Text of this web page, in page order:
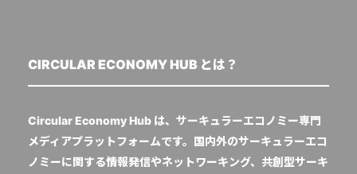
CIRCULAR ECONOMY HUB とは？
Circular Economy Hub は、サーキュラーエコノミー専門
メディアプラットフォームです。国内外のサーキュラーエコ
ノミーに関する情報発信やネットワーキング、共創型サーキ